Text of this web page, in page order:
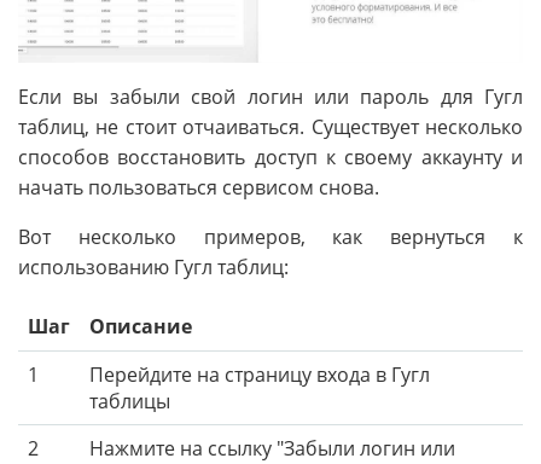
Если вы забыли свой логин или пароль для Гугл
таблиц, не стоит отчаиваться. Существует несколько
способов восстановить доступ к своему аккаунту и
начать пользоваться сервисом снова.
Вот несколько примеров, как вернуться к
использованию Гугл таблиц:
Шаг
Описание
1
Перейдите на страницу входа в Гугл
таблицы
2
Нажмите на ссылку "Забыли логин или